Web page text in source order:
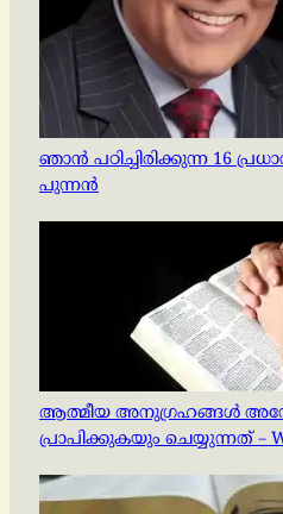
ഞാൻ പഠിച്ചിരിക്കുന്ന 16
പുന്നൻ
ആത്മീയ അനുഗ്രഹങ്ങൾ
പ്രാപിക്കുകയും ചെയ്യുന്നത് –